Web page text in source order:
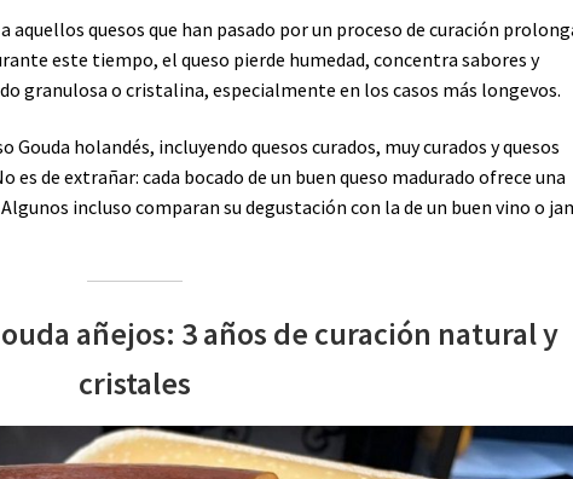
aquellos quesos que han pasado por un proceso de curación
este tiempo, el queso pierde humedad, concentra sabores y
granulosa o cristalina, especialmente en los casos más longevos.
Gouda holandés, incluyendo quesos curados, muy curados y quesos
de extrañar: cada bocado de un buen queso madurado ofrece una
incluso comparan su degustación con la de un buen vino o
añejos: 3 años de curación natural y
cristales